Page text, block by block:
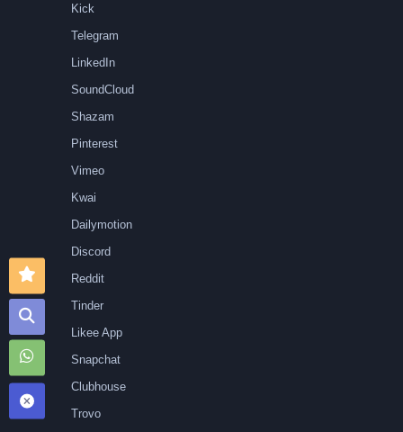
Kick
Telegram
LinkedIn
SoundCloud
Shazam
Pinterest
Vimeo
Kwai
Dailymotion
Discord
Reddit
Tinder
Likee App
Snapchat
Clubhouse
Trovo